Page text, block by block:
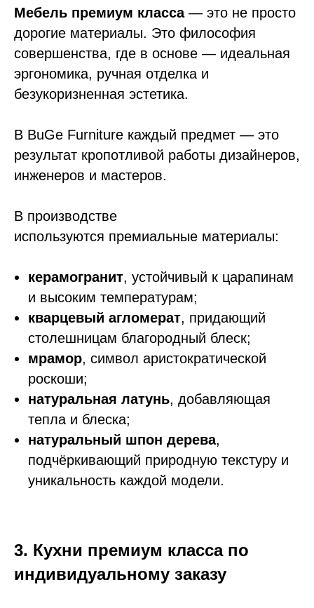
Мебель премиум класса— это не просто
дорогие материалы. Это философия
совершенства, где в основе — идеальная
эргономика, ручная отделка и
безукоризненная эстетика.
В BuGe Furniture каждый предмет — это
результат кропотливой работы дизайнеров,
инженеров и мастеров.
В производстве
используются премиальные материалы:
керамогранит, устойчивый к царапинам
и высоким температурам;
кварцевый агломерат, придающий
столешницам благородный блеск;
мрамор, символ аристократической
роскоши;
натуральная латунь, добавляющая
тепла и блеска;
натуральный шпон дерева,
подчёркивающий природную текстуру и
уникальность каждой модели.
3. Кухни премиум класса по
индивидуальному заказу